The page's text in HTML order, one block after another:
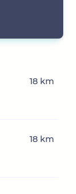
18 km
18 km